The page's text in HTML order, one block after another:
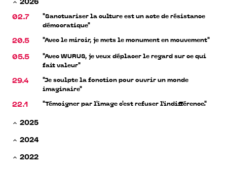
2026
02.7
"Sanctuariser la culture est un acte de résistance
démocratique"
20.5 "Avec le miroir, je mets le monument en mouvement"
05.5
"Avec WURUS, je veux déplacer le regard sur ce qui
fait valeur"
29.4
"Je sculpte la fonction pour ouvrir un monde
imaginaire"
22.1 "Témoigner par l'image c'est refuser l’indifférence."
2025
2024
2022